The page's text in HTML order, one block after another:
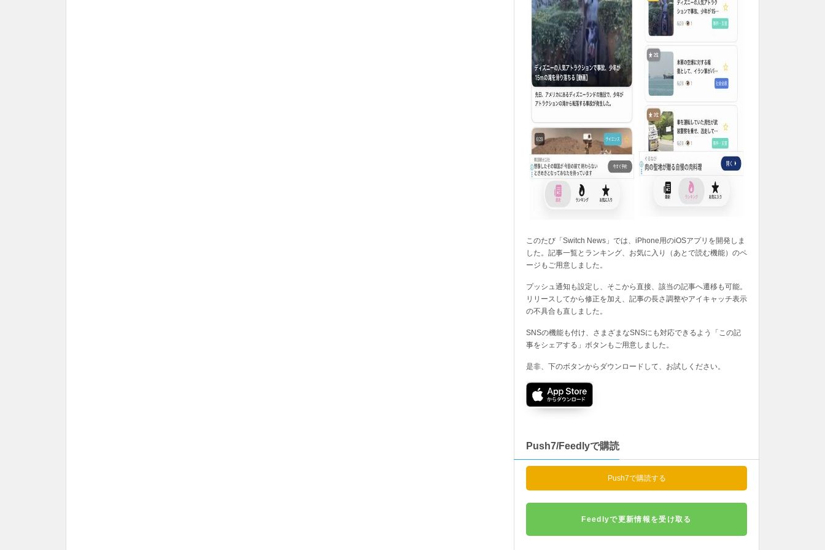
このたび「Switch News」では、iPhone用のiOSアプリを開発しま
した。記事一覧とランキング、お気に入り（あとで読む機能）のペ
ージもご用意しました。
プッシュ通知も設定し、そこから直接、該当の記事へ遷移も可能。
リリースしてから修正を加え、記事の長さ調整やアイキャッチ表示
の不具合も直しました。
SNSの機能も付け、さまざまなSNSにも対応できるよう「この記
事をシェアする」ボタンもご用意しました。
是非、下のボタンからダウンロードして、お試しください。
Push7/Feedlyで購読
Push7で購読する
Feedlyで更新情報を受け取る